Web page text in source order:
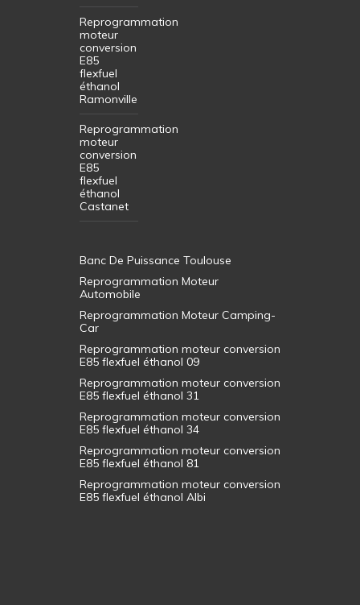
Reprogrammation
moteur
conversion
E85
flexfuel
éthanol
Ramonville
Reprogrammation
moteur
conversion
E85
flexfuel
éthanol
Castanet
Banc De Puissance Toulouse
Reprogrammation Moteur
Automobile
Reprogrammation Moteur Camping-
Car
Reprogrammation moteur conversion
E85 flexfuel éthanol 09
Reprogrammation moteur conversion
E85 flexfuel éthanol 31
Reprogrammation moteur conversion
E85 flexfuel éthanol 34
Reprogrammation moteur conversion
E85 flexfuel éthanol 81
Reprogrammation moteur conversion
E85 flexfuel éthanol Albi